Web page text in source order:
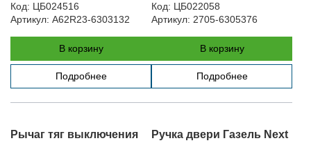
Код: ЦБ024516
Артикул: A62R23-6303132
В корзину
Подробнее
Код: ЦБ022058
Артикул: 2705-6305376
В корзину
Подробнее
Рычаг тяг выключения
Ручка двери Газель Next